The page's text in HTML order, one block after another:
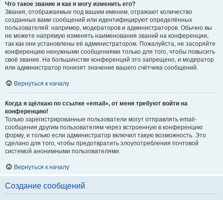
Что такое звание и как я могу изменить его?
Звания, отображаемые под вашим именем, отражают количество
созданных вами сообщений или идентифицируют определённых
пользователей: например, модераторов и администраторов. Обычно вы
не можете напрямую изменять наименования званий на конференции,
так как они установлены её администратором. Пожалуйста, не засоряйте
конференцию ненужными сообщениями только для того, чтобы повысить
своё звание. На большинстве конференций это запрещено, и модератор
или администратор понизят значение вашего счётчика сообщений.
Вернуться к началу
Когда я щёлкаю по ссылке «email», от меня требуют войти на
конференцию!
Только зарегистрированные пользователи могут отправлять email-
сообщения другим пользователям через встроенную в конференцию
форму, и только если администратор включил такую возможность. Это
сделано для того, чтобы предотвратить злоупотребления почтовой
системой анонимными пользователями.
Вернуться к началу
Создание сообщений